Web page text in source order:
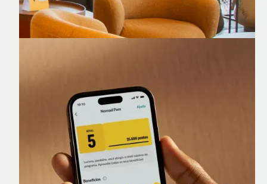
Nomad Lounge
Sala VIP no Aeroporto de Guarulhos